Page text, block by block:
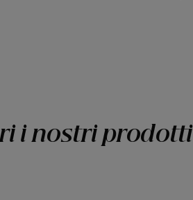
i nostri prodotti